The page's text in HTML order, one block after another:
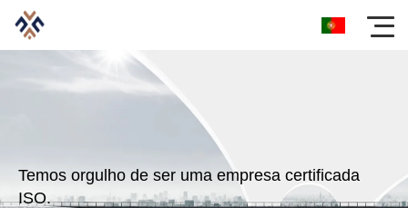
Temos orgulho de ser uma empresa certificada
ISO.